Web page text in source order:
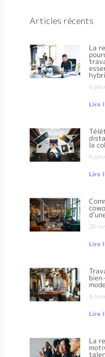
Articles récents
La
6
Lire
la
6
Lire
26
Lire
4
Lire
La